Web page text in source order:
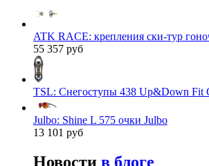
ATK RACE: крепления ски-тур
55 357 руб
TSL: Снегоступы 438 Up&Down Fit
Julbo: Shine L 575 очки Julbo
13 101 руб
Новости в блоге